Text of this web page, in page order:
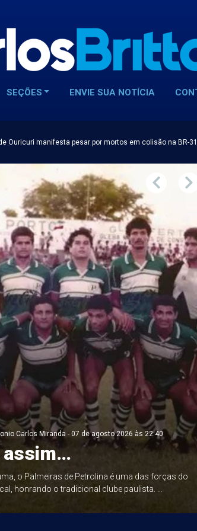
SEÇÕES ENVIE SUA NOTÍCIA
Ouricuri manifesta pesar por mortos em colisão na BR-
Carlos Miranda - 07 de agosto 2026 às 22:40
assim…
o Palmeiras de Petrolina é uma das forças do
honrando o tradicional clube paulista. ...